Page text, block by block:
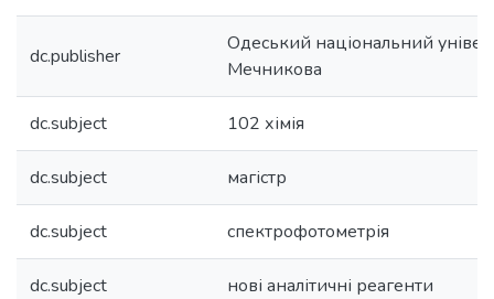
dc.publisher
Одеський національний
Мечникова
dc.subject 102 хімія
dc.subject магістр
dc.subject спектрофотометрія
dc.subject нові аналітичні реагенти